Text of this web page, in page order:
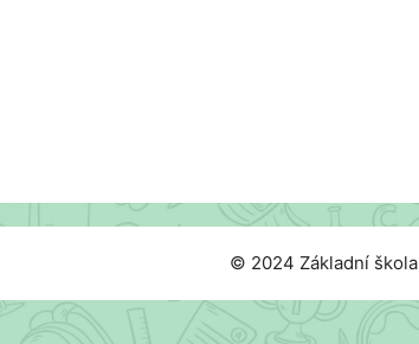
© 2024 Základní